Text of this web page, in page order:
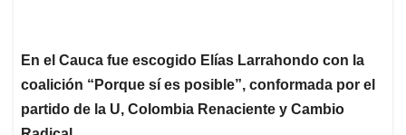
En el Cauca fue escogido Elías Larrahondo con la
coalición “Porque sí es posible”, conformada por el
partido de la U, Colombia Renaciente y Cambio